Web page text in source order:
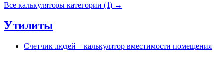
Все калькуляторы категории (1) →
Утилиты
Счетчик людей – калькулятор вместимости помещения